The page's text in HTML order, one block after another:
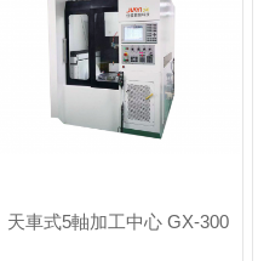
天車式5軸加工中心 GX-300